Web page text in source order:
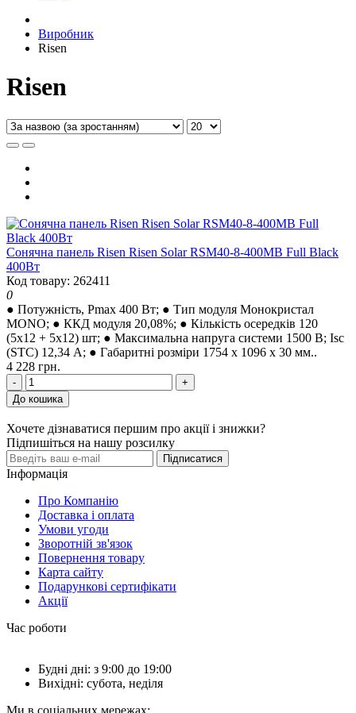
Виробник
Risen
Risen
Сонячна панель Risen Risen Solar RSM40-8-400MB Full Black
400Вт
Код товару: 262411
0
● Потужність, Pmax 400 Вт; ● Тип модуля Монокристал
MONO; ● ККД модуля 20,08%; ● Кількість осередків 120
(5х12 + 5х12) шт; ● Максимальна напруга системи 1500 В; Isc
(STC) 12,34 А; ● Габаритні розміри 1754 x 1096 x 30 мм..
4 228 грн.
-
+
До кошика
Хочете дізнаватися першим про акції і знижки?
Підпишіться на нашу розсилку
Підписатися
Інформація
Про Компанію
Доставка і оплата
Умови угоди
Зворотній зв'язок
Повернення товару
Карта сайту
Подарункові сертифікати
Акції
Час роботи
Будні дні: з 9:00 до 19:00
Вихідні: субота, неділя
Ми в соціальних мережах: